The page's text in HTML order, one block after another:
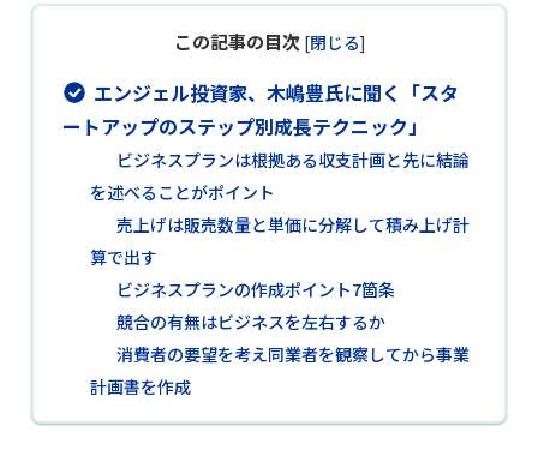
この記事の目次 [閉じる]
エンジェル投資家、木嶋豊氏に聞く「スタ
ートアップのステップ別成長テクニック」
ビジネスプランは根拠ある収支計画と先に結論
を述べることがポイント
売上げは販売数量と単価に分解して積み上げ計
算で出す
ビジネスプランの作成ポイント7箇条
競合の有無はビジネスを左右するか
消費者の要望を考え同業者を観察してから事業
計画書を作成